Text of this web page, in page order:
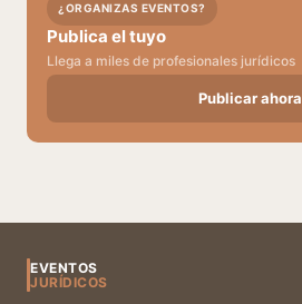
¿ORGANIZAS EVENTOS?
Publica el tuyo
Llega a miles de profesionales jurídicos
Publicar ahora
EVENTOS
JURÍDICOS